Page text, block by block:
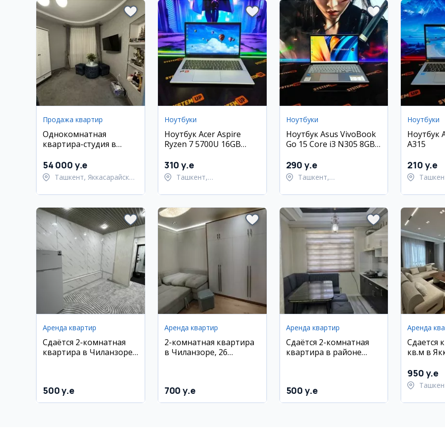
Продажа квартир
Однокомнатная
квартира-студия в
54 000 y.e
Ташкент, Яккасарайский
Ноутбуки
Ноутбук Acer Aspire
Ryzen 7 5700U 16GB
310 y.e
Ташкент,
Ноутбуки
Ноутбук Asus VivoBook
Go 15 Core i3 N305 8GB
290 y.e
Ташкент,
Ноутбуки
Ноутбук
A315
210 y.e
Аренда квартир
Сдаётся 2-комнатная
квартира в Чиланзоре,
500 y.e
Аренда квартир
2-комнатная квартира
в Чиланзоре, 26
700 y.e
Аренда квартир
Сдаётся 2-комнатная
квартира в районе
500 y.e
Аренда
Сдается
кв.м в
950 y.e